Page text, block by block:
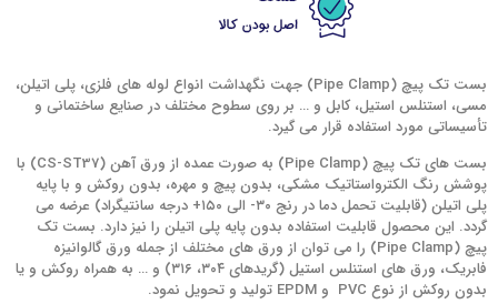
بست تک پیچ (Pipe Clamp) جهت نگهداشت انواع لوله های فلزی، پلی اتیلن،
مسی، استنلس استیل، کابل و … بر روی سطوح مختلف در صنایع ساختمانی و
تأسیساتی مورد استفاده قرار می گیرد.
بست های تک پیچ (Pipe Clamp) به صورت عمده از
ورق آهن (CS-ST37)
با
پوشش رنگ الکترواستاتیک مشکی، بدون پیچ و مهره، بدون روکش و با پایه
پلی اتیلن (قابلیت تحمل دما در رنج ۳۰- الی ۱۵۰+ درجه سانتیگراد) عرضه می
گردد. این محصول قابلیت استفاده بدون پایه پلی اتیلن را نیز دارد. بست تک
پیچ (Pipe Clamp) را می توان از ورق های مختلف از جمله ورق گالوانیزه
فابریک، ورق های استنلس استیل
(گریدهای ۳۰۴، ۳۱۶) و … به همراه روکش و یا
بدون روکش از نوع PVC و EPDM تولید و تحویل نمود.